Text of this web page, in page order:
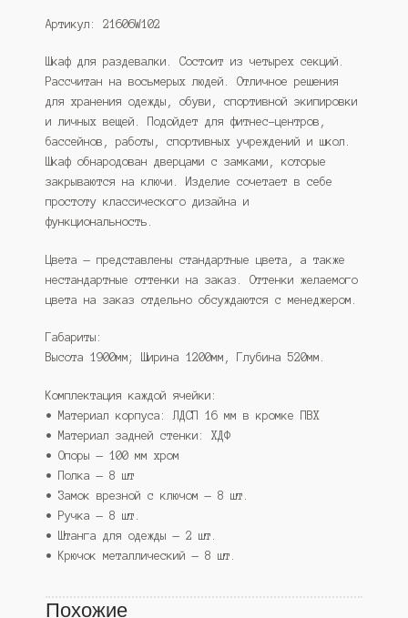
Артикул: 21606W102
Шкаф для раздевалки. Состоит из четырех секций.
Рассчитан на восьмерых людей. Отличное решения
для хранения одежды, обуви, спортивной экипировки
и личных вещей. Подойдет для фитнес-центров,
бассейнов, работы, спортивных учреждений и школ.
Шкаф обнародован дверцами с замками, которые
закрываются на ключи. Изделие сочетает в себе
простоту классического дизайна и
функциональность.
Цвета — представлены стандартные цвета, а также
нестандартные оттенки на заказ. Оттенки желаемого
цвета на заказ отдельно обсуждаются с менеджером.
Габариты:
Высота 1900мм; Ширина 1200мм, Глубина 520мм.
Комплектация каждой ячейки:
• Материал корпуса: ЛДСП 16 мм в кромке ПВХ
• Материал задней стенки: ХДФ
• Опоры — 100 мм хром
• Полка — 8 шт
• Замок врезной с ключом — 8 шт.
• Ручка — 8 шт.
• Штанга для одежды — 2 шт.
• Крючок металлический — 8 шт.
Похожие